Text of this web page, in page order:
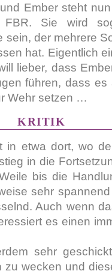
Ember steht
FBR. Sie wird
der mehrere
hat. Eigentlich
lieber, dass
führen, dass
Wehr setzen …
KRITIK
in etwa dort, wo
in die
bis die
sehr
Auch wenn
es einen
sehr
zu wecken und